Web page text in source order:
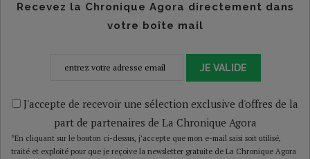
Recevez la Chronique Agora directement dans
votre boîte mail
JE VALIDE
J'accepte de recevoir une sélection exclusive d'offres de la
part de partenaires de La Chronique Agora
*En cliquant sur le bouton ci-dessus, j’accepte que mon e-mail saisi soit utilisé,
traité et exploité pour que je reçoive la newsletter gratuite de La Chronique Agora